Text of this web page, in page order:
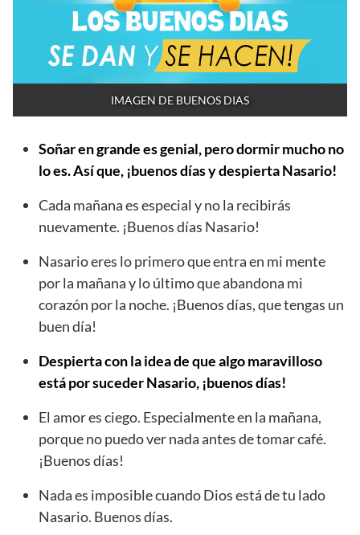
IMAGEN DE BUENOS DIAS
Soñar en grande es genial, pero dormir mucho no
lo es. Así que, ¡buenos días y despierta Nasario!
Cada mañana es especial y no la recibirás
nuevamente. ¡Buenos días Nasario!
Nasario eres lo primero que entra en mi mente
por la mañana y lo último que abandona mi
corazón por la noche. ¡Buenos días, que tengas un
buen día!
Despierta con la idea de que algo maravilloso
está por suceder Nasario, ¡buenos días!
El amor es ciego. Especialmente en la mañana,
porque no puedo ver nada antes de tomar café.
¡Buenos días!
Nada es imposible cuando Dios está de tu lado
Nasario. Buenos días.